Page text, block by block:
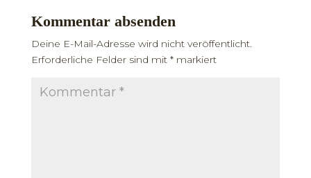
Kommentar absenden
Deine E-Mail-Adresse wird nicht veröffentlicht.
Erforderliche Felder sind mit *markiert